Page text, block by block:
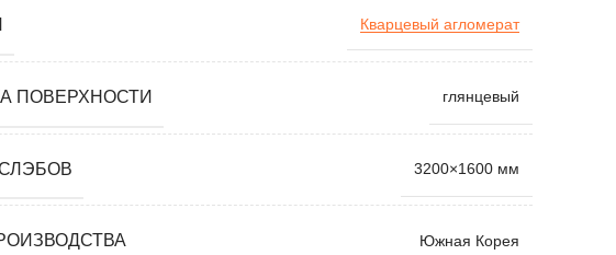
Кварцевый агломерат
ПОВЕРХНОСТИ глянцевый
3200×1600 мм
Южная Корея